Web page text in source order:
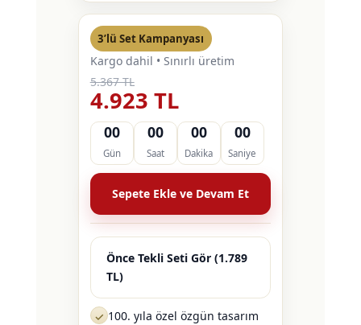
3’lü Set Kampanyası
Kargo dahil • Sınırlı üretim
5.367 TL
4.923 TL
00
Gün
00
Saat
00
Dakika
00
Saniye
Sepete Ekle ve Devam Et
Önce Tekli Seti Gör (1.789
TL)
✓ 100. yıla özel özgün tasarım